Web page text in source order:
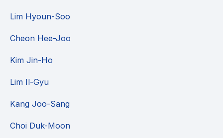
Lim Hyoun-Soo
Cheon Hee-Joo
Kim Jin-Ho
Lim Il-Gyu
Kang Joo-Sang
Choi Duk-Moon